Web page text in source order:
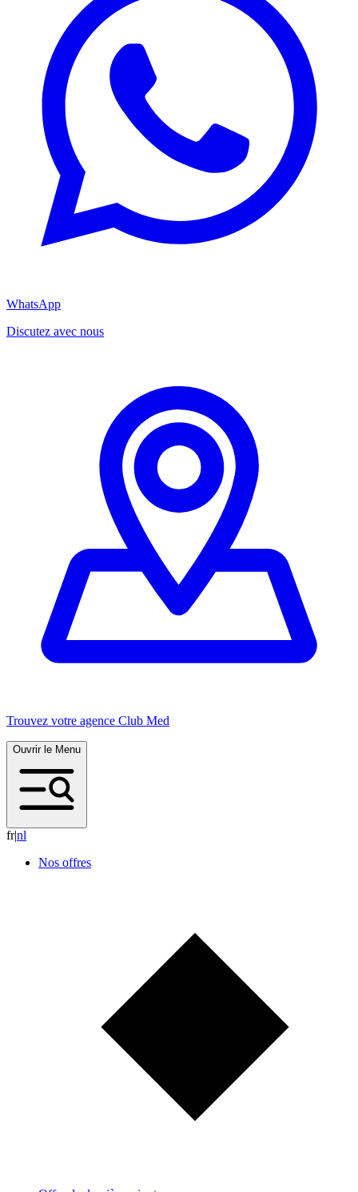
WhatsApp
Discutez avec nous
Trouvez votre agence Club Med
Ouvrir le Menu
fr|nl
Nos offres